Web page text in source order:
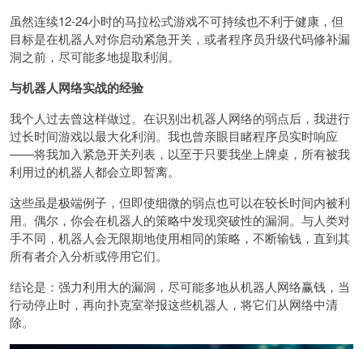
虽然连续12-24小时的马拉松式游戏不可持续也不利于健康，但
目标是在机器人对你启动紧急开关，或者程序员升级代码修补漏
洞之前，尽可能多地提取利润。
与机器人网络实战的经验
我个人过去曾这样做过。在识别出机器人网络的弱点后，我进行
过长时间游戏以最大化利润。我也曾亲眼目睹程序员实时响应
——将我加入紧急开关列表，以至于只要我坐上牌桌，所有被我
利用过的机器人都会立即暂离。
这些虽是极端例子，但即使细微的弱点也可以在较长时间内被利
用。偶尔，你会在机器人的策略中发现突破性的漏洞。与人类对
手不同，机器人会无限期地使用相同的策略，不断输钱，直到其
所有者介入分析或停用它们。
结论是：强力利用大的漏洞，尽可能多地从机器人网络赢钱，当
行动停止时，再向扑克室举报这些机器人，将它们从网络中清
除。